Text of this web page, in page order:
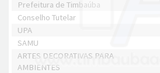
Prefeitura de Timbaúba
Conselho Tutelar
UPA
SAMU
ARTES DECORATIVAS PARA
AMBIENTES